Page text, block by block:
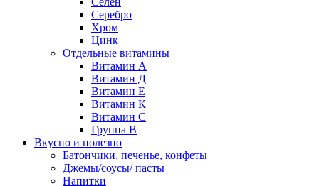
Серебро
Хром
Цинк
Отдельные витамины
Витамин А
Витамин Д
Витамин Е
Витамин К
Витамин С
Группа В
Вкусно и полезно
Батончики, печенье, конфеты
Джемы/соусы/ пасты
Напитки